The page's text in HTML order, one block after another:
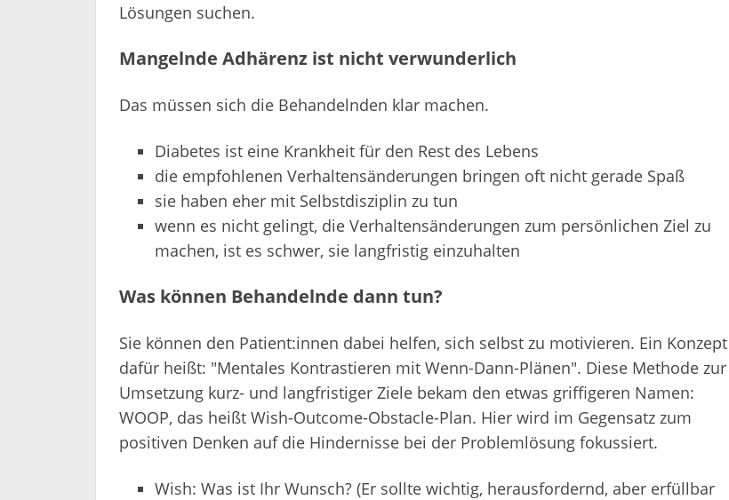
Lösungen suchen.
Mangelnde Adhärenz ist nicht verwunderlich
Das müssen sich die Behandelnden klar machen.
Diabetes ist eine Krankheit für den Rest des Lebens
die empfohlenen Verhaltensänderungen bringen oft nicht gerade Spaß
sie haben eher mit Selbstdisziplin zu tun
wenn es nicht gelingt, die Verhaltensänderungen zum persönlichen Ziel zu
machen, ist es schwer, sie langfristig einzuhalten
Was können Behandelnde dann tun?
Sie können den Patient:innen dabei helfen, sich selbst zu motivieren. Ein Konzept
dafür heißt: "Mentales Kontrastieren mit Wenn-Dann-Plänen". Diese Methode zur
Umsetzung kurz- und langfristiger Ziele bekam den etwas griffigeren Namen:
WOOP, das heißt Wish-Outcome-Obstacle-Plan. Hier wird im Gegensatz zum
positiven Denken auf die Hindernisse bei der Problemlösung fokussiert.
Wish: Was ist Ihr Wunsch? (Er sollte wichtig, herausfordernd, aber erfüllbar